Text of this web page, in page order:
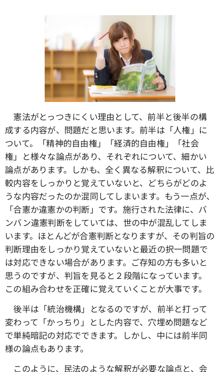
憲法がとっつきにくい理由として、前半と後半の構
成する内容が、問題だと思います。前半は「人権」に
ついて。「精神的自由権」「経済的自由権」「社会
権」と様々な論点があり、それぞれについて、細かい
論点があります。しかも、全く異なる解釈について、比
較内容をしっかりと覚えていないと、どちらがどのよ
うな内容だったのか混同してしまいます。もう一点が、
「合憲か違憲かの判断」です。施行された法律に、バ
ンバン違憲判断をしていては、世の中が混乱してしま
います。ほとんどが合憲判断となりますが、その判旨の
判断理由をしっかり覚えていないと最近の択一問題で
は対応できない場合があります。ご存知の方も多いと
思うのですが、判旨を見ると２段階になっています。
この組み合わせを正確に覚えていくことが大事です。
後半は「統治機構」となるのですが、前半と打って
変わって「かっちり」とした内容で、穴埋め問題など
で単純暗記の対応でできます。しかし、中には前半同
様の論点もあります。
このように、民法のような解釈が必要な論点と、会